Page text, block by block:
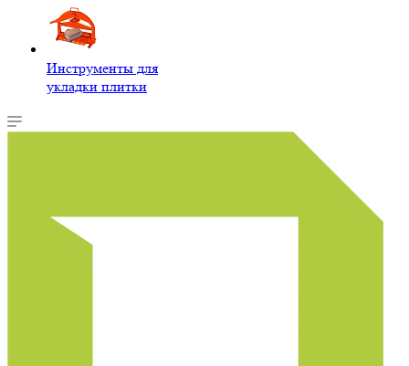
Инструменты для
укладки плитки